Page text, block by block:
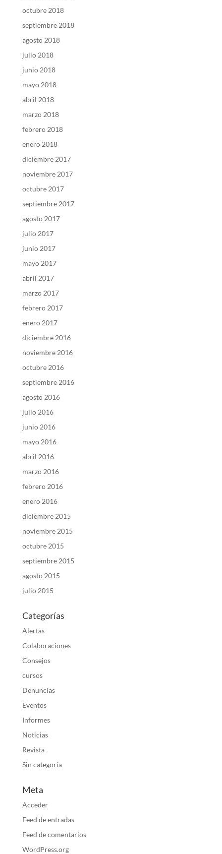
octubre 2018
septiembre 2018
agosto 2018
julio 2018
junio 2018
mayo 2018
abril 2018
marzo 2018
febrero 2018
enero 2018
diciembre 2017
noviembre 2017
octubre 2017
septiembre 2017
agosto 2017
julio 2017
junio 2017
mayo 2017
abril 2017
marzo 2017
febrero 2017
enero 2017
diciembre 2016
noviembre 2016
octubre 2016
septiembre 2016
agosto 2016
julio 2016
junio 2016
mayo 2016
abril 2016
marzo 2016
febrero 2016
enero 2016
diciembre 2015
noviembre 2015
octubre 2015
septiembre 2015
agosto 2015
julio 2015
Categorías
Alertas
Colaboraciones
Consejos
cursos
Denuncias
Eventos
Informes
Noticias
Revista
Sin categoría
Meta
Acceder
Feed de entradas
Feed de comentarios
WordPress.org